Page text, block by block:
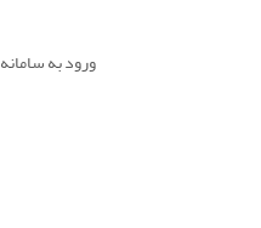
ورود به سامانه